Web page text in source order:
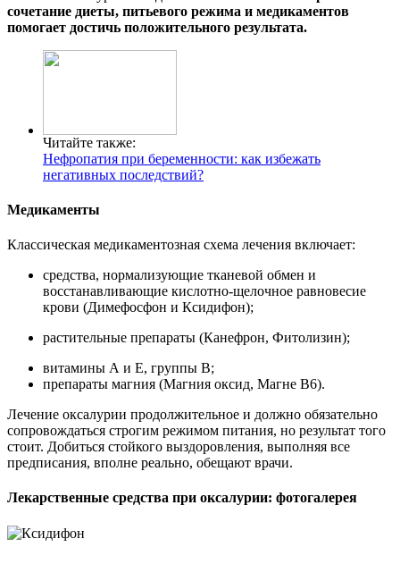
сочетание диеты, питьевого режима и медикаментов
помогает достичь положительного результата.
Читайте также:
Нефропатия при беременности: как избежать
негативных последствий?
Медикаменты
Классическая медикаментозная схема лечения включает:
средства, нормализующие тканевой обмен и
восстанавливающие кислотно-щелочное равновесие
крови (Димефосфон и Ксидифон);
растительные препараты (Канефрон, Фитолизин);
витамины А и Е, группы В;
препараты магния (Магния оксид, Магне В6).
Лечение оксалурии продолжительное и должно обязательно
сопровождаться строгим режимом питания, но результат того
стоит. Добиться стойкого выздоровления, выполняя все
предписания, вполне реально, обещают врачи.
Лекарственные средства при оксалурии: фотогалерея